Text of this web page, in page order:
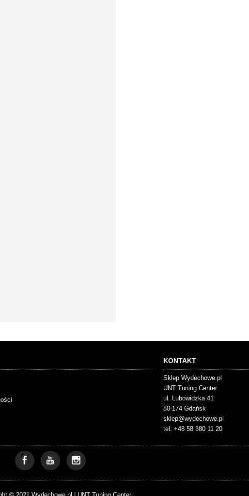
KONTAKT
Sklep Wydechowe.pl
UNT Tuning Center
ul. Lubowidzka 41
80-174 Gdańsk
sklep@wydechowe.pl
tel: +48 58 380 11 20